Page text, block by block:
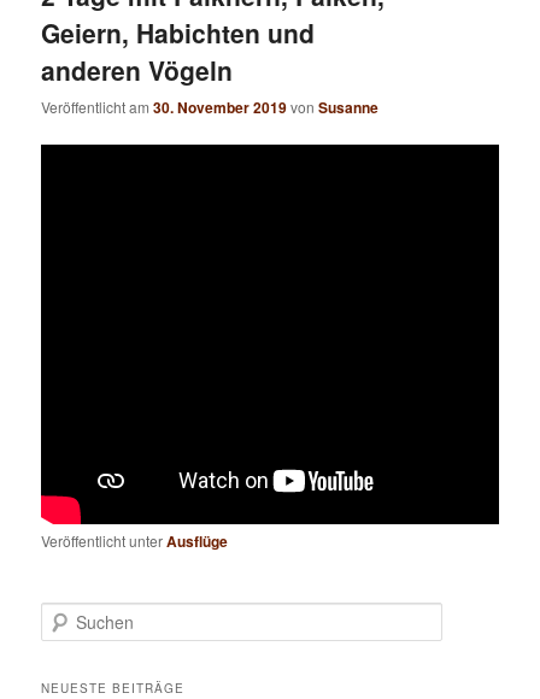
Geiern, Habichten und
anderen Vögeln
Veröffentlicht am30. November 2019vonSusanne
Veröffentlicht unterAusflüge
u
h
NEUESTE BEITRÄGE